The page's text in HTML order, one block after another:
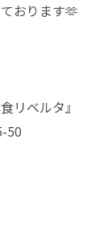
おります🫶
リベルタ』
50